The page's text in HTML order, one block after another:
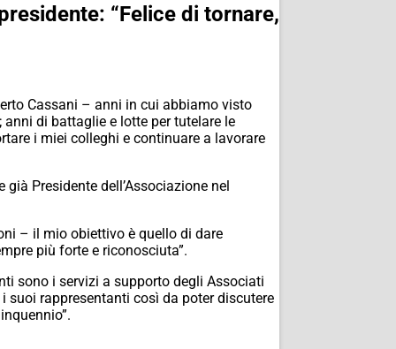
“Felice di tornare,
Cassani – anni in cui abbiamo visto
di battaglie e lotte per tutelare le
i miei colleghi e continuare a lavorare
Presidente dell’Associazione nel
– il mio obiettivo è quello di dare
più forte e riconosciuta”.
sono i servizi a supporto degli Associati
suoi rappresentanti così da poter discutere